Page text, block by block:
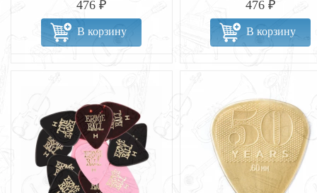
476 ₽
В корзину
476 ₽
В корзину